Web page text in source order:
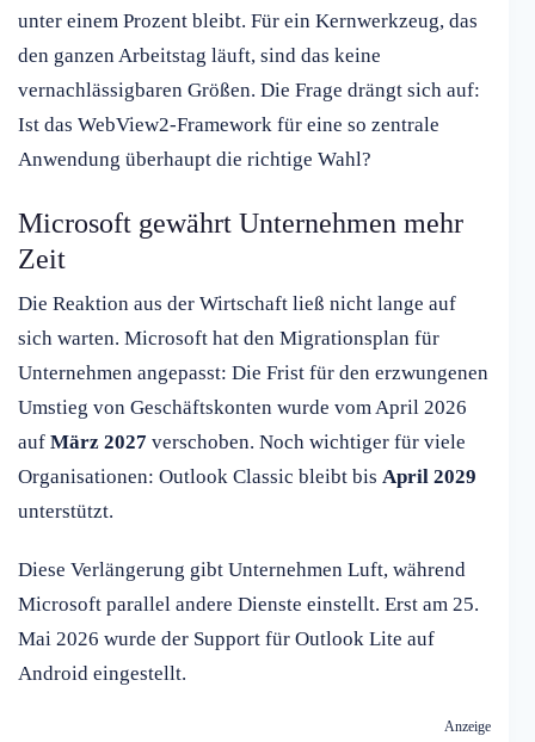
unter einem Prozent bleibt. Für ein Kernwerkzeug, das
den ganzen Arbeitstag läuft, sind das keine
vernachlässigbaren Größen. Die Frage drängt sich auf:
Ist das WebView2-Framework für eine so zentrale
Anwendung überhaupt die richtige Wahl?
Microsoft gewährt Unternehmen mehr
Zeit
Die Reaktion aus der Wirtschaft ließ nicht lange auf
sich warten. Microsoft hat den Migrationsplan für
Unternehmen angepasst: Die Frist für den erzwungenen
Umstieg von Geschäftskonten wurde vom April 2026
auf März 2027 verschoben. Noch wichtiger für viele
Organisationen: Outlook Classic bleibt bis April 2029
unterstützt.
Diese Verlängerung gibt Unternehmen Luft, während
Microsoft parallel andere Dienste einstellt. Erst am 25.
Mai 2026 wurde der Support für Outlook Lite auf
Android eingestellt.
Anzeige